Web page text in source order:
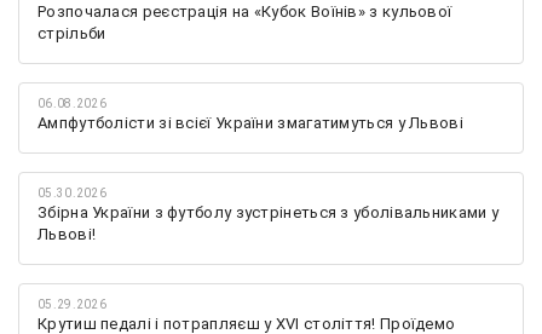
Розпочалася реєстрація на «Кубок Воїнів» з кульової
стрільби
06.08.2026
Ампфутболісти зі всієї України змагатимуться у Львові
05.30.2026
Збірна України з футболу зустрінеться з уболівальниками у
Львові!
05.29.2026
Крутиш педалі і потрапляєш у XVI століття! Проїдемо